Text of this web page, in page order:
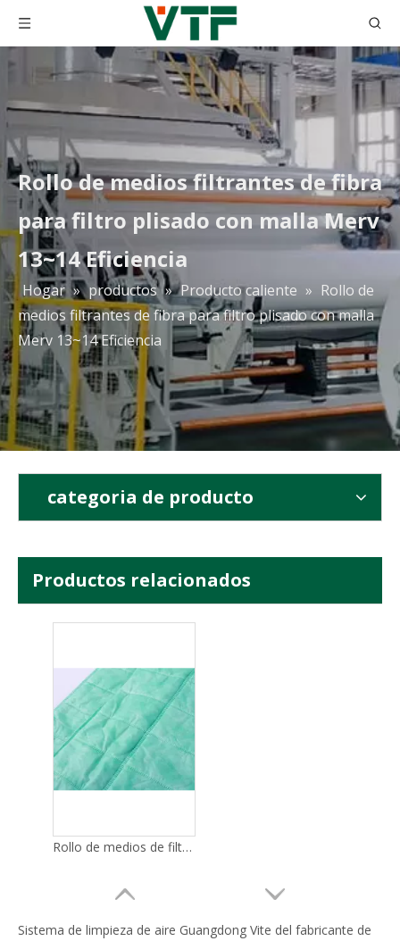
Rollo de medios filtrantes de fibra
para filtro plisado con malla Merv
13~14 Eficiencia
Hogar » productos » Producto caliente » Rollo de
medios filtrantes de fibra para filtro plisado con malla
Merv 13~14 Eficiencia
categoria de producto
Productos relacionados
Rollo de medios de filtro de aire de bolsillo Merv 11 no tejido personalizado
Sistema de limpieza de aire Guangdong Vite del fabricante de